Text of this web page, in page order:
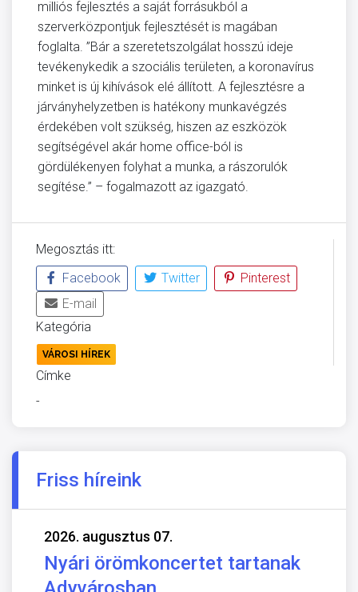
milliós fejlesztés a saját forrásukból a
szerverközpontjuk fejlesztését is magában
foglalta. ”Bár a szeretetszolgálat hosszú ideje
tevékenykedik a szociális területen, a koronavírus
minket is új kihívások elé állított. A fejlesztésre a
járványhelyzetben is hatékony munkavégzés
érdekében volt szükség, hiszen az eszközök
segítségével akár home office-ból is
gördülékenyen folyhat a munka, a rászorulók
segítése.” – fogalmazott az igazgató.
Megosztás itt:
Facebook
Twitter
Pinterest
E-mail
Kategória
VÁROSI HÍREK
Címke
-
Friss híreink
2026. augusztus 07.
Nyári örömkoncertet tartanak